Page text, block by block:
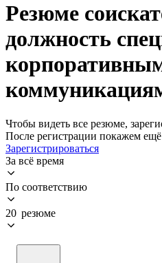
Резюме
должность
Чтобы видеть все резюме,
После регистрации покажем
Зарегистрироваться
За всё время
По соответствию
20 резюме